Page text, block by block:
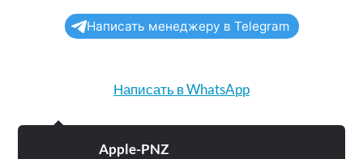
Написать менеджеру в Telegram
Написать в WhatsApp
Apple-PNZ